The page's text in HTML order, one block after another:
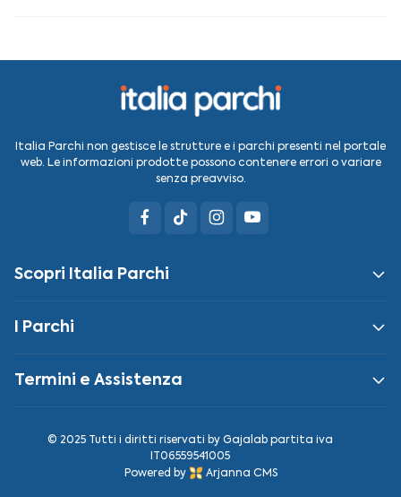
Italia Parchi non gestisce le strutture e i parchi presenti nel portale
web. Le informazioni prodotte possono contenere errori o variare
senza preavviso.
Scopri Italia Parchi
I Parchi
Termini e Assistenza
© 2025 Tutti i diritti riservati by Gajalabpartita iva
IT06559541005
Powered by
Arjanna CMS